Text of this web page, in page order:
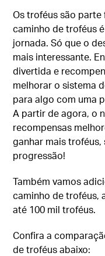
Os troféus são parte
caminho de troféus
jornada. Só que o
mais interessante.
divertida e
melhorar o sistema
para algo com uma
A partir de agora, o
recompensas
ganhar mais troféus,
progressão!
Também vamos
caminho de troféus,
até 100 mil troféus.
Confira a
de troféus abaixo: